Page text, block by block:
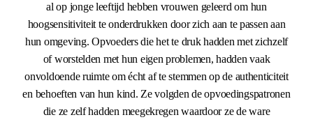
al op jonge leeftijd hebben vrouwen geleerd om hun
hoogsensitiviteit te onderdrukken door zich aan te passen aan
hun omgeving. Opvoeders die het te druk hadden met zichzelf
of worstelden met hun eigen problemen, hadden vaak
onvoldoende ruimte om écht af te stemmen op de authenticiteit
en behoeften van hun kind. Ze volgden de opvoedingspatronen
die ze zelf hadden meegekregen waardoor ze de ware